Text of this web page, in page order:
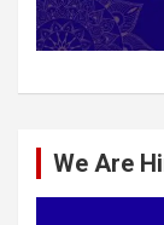
We Are